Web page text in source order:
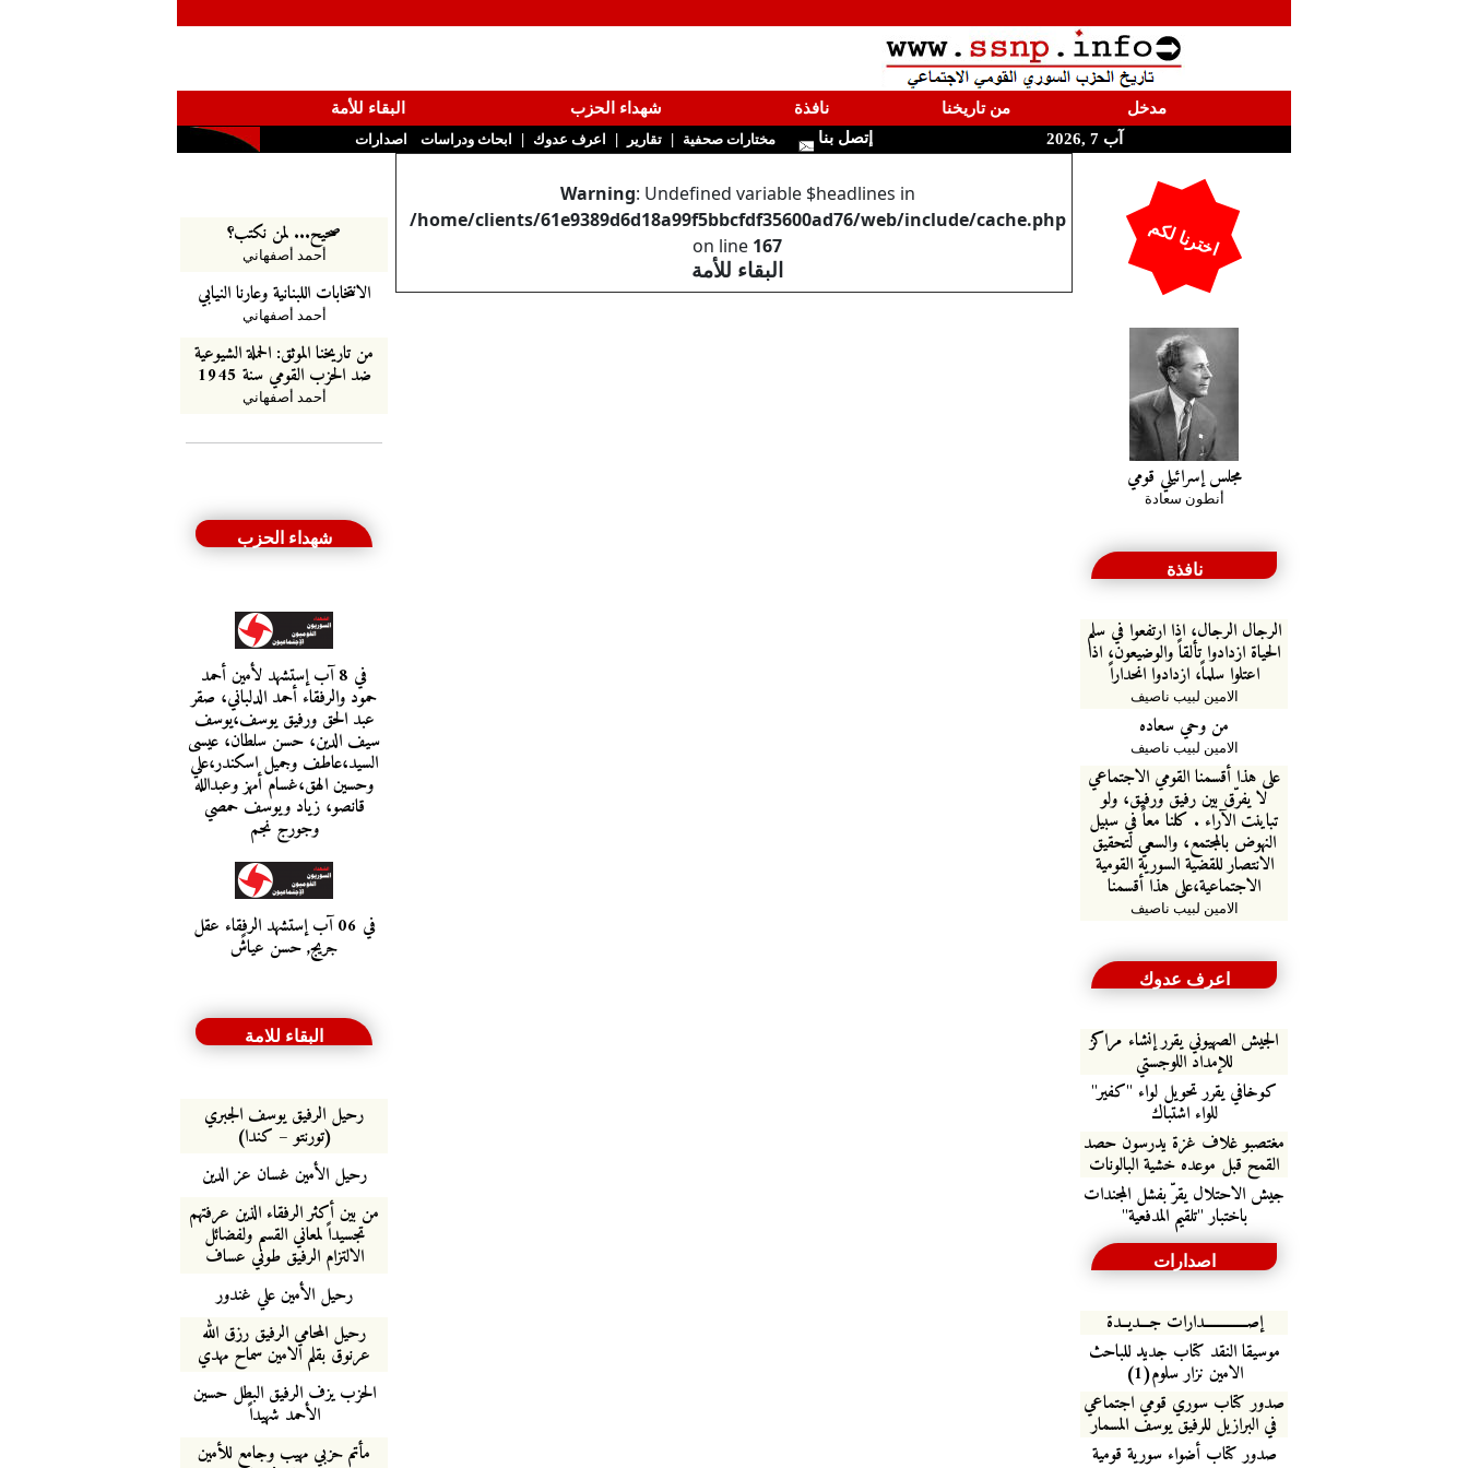
مدخل من تاريخنا نافذة شهداء الحزب
البقاء للأمة
آب 7 ,2026
إتصل بنا مختارات صحفية | تقارير | اعرف عدوك | ابحاث ودراسات اصدارات
صحيح... لمن نكتب؟
أحمد أصفهاني
الانتخابات اللبنانية وعارنا النيابي
أحمد أصفهاني
من تاريخنا الموثق: الحملة الشيوعية
ضد الحزب القومي سنة 1945
أحمد أصفهاني
شهداء الحزب
في 8 آب إستشهد لأمين أحمد
حمود والرفقاء أحمد الدلباني، صقر
عبد الحق ورفيق يوسف،يوسف
سيف الدين، حسن سلطان، عيسى
السيد،عاطف وجميل اسكندر،علي
وحسين الهق،غسام أمهز وعبدالله
قانصو، زياد ويوسف حمصي
وجورج نجم
في 06 آب إستشهد الرفقاء عقل
جريج, حسن عياشً
البقاء للامة
رحيل الرفيق يوسف الجبري
(تورنتو – كندا)
رحيل الأمين غسان عز الدين
من بين أكثر الرفقاء الذين عرفتهم
تجسيداً لمعاني القسم ولفضائل
الالتزام الرفيق طوني عساف
رحيل الأمين علي غندور
رحيل المحامي الرفيق رزق الله
عرنوق بقلم الامين سماح مهدي
الحزب يزف الرفيق البطل حسين
الأحمد شهيداً
مأتم حزبي مهيب وجامع للأمين
اخترنا لكم
مجلس إسرائيلي قومي
أنطون سعادة
نافذة
الرجال الرجال، اذا ارتفعوا في سلم
الحياة ازدادوا تألقاً والوضيعون، اذا
اعتلوا سلماً، ازدادوا انحداراً
الامين لبيب ناصيف
من وحي سعاده
الامين لبيب ناصيف
على هذا أقسمنا القومي الاجتماعي
لا يفرّق بين رفيق ورفيق، ولو
تباينت الآراء . كلنا معاً في سبيل
النهوض بالمجتمع، والسعي لتحقيق
الانتصار للقضية السورية القومية
الاجتماعية،على هذا أقسمنا
الامين لبيب ناصيف
اعرف عدوك
الجيش الصهيوني يقرر إنشاء مراكز
للإمداد اللوجستي
كوخافي يقرر تحويل لواء "كفير"
للواء اشتباك
مغتصبو غلاف غزة يدرسون حصد
القمح قبل موعده خشية البالونات
جيش الاحتلال يقرّ بفشل المجندات
باختبار "تلقيم المدفعية"
اصدارات
إصـــــــــــــدارات جـــديــدة
موسيقا النقد كتاب جديد للباحث
الامين نزار سلوم(1)
صدور كتاب سوري قومي اجتماعي
في البرازيل للرفيق يوسف المسمار
صدور كتاب أضواء سورية قومية
Warning: Undefined variable $headlines in
/home/clients/61e9389d6d18a99f5bbcfdf35600ad76/web/include/cache.php
on line 167
البقاء للأمة